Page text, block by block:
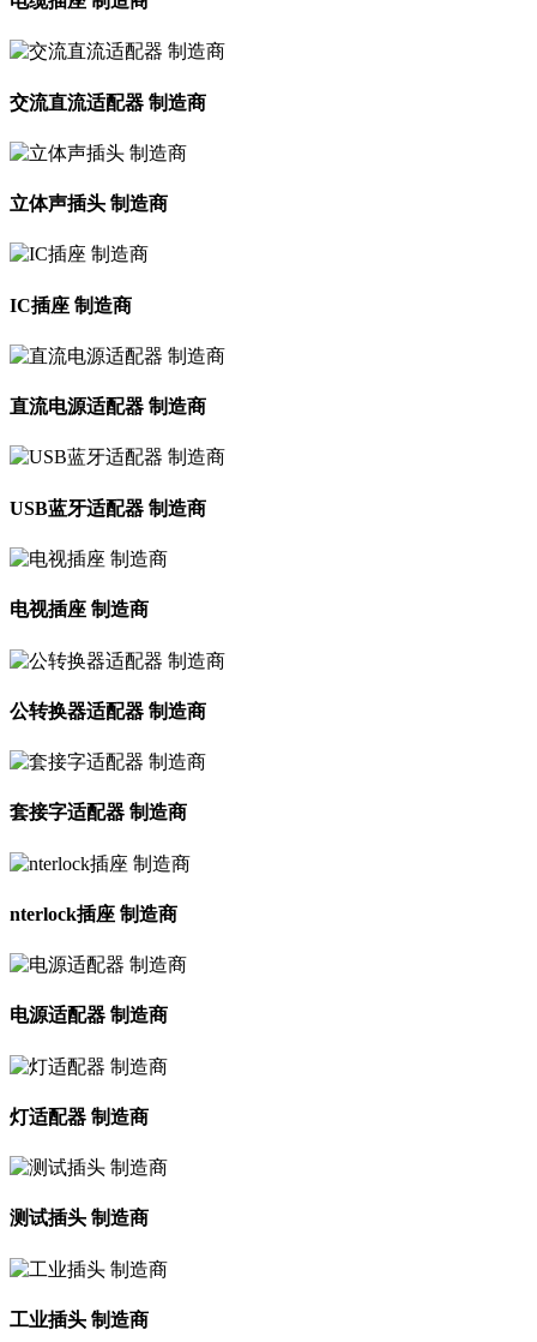
交流直流适配器 制造商
立体声插头 制造商
IC插座 制造商
直流电源适配器 制造商
USB蓝牙适配器 制造商
电视插座 制造商
公转换器适配器 制造商
套接字适配器 制造商
nterlock插座 制造商
电源适配器 制造商
灯适配器 制造商
测试插头 制造商
工业插头 制造商